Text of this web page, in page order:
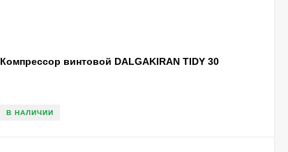
Компрессор винтовой DALGAKIRAN TIDY 30
В НАЛИЧИИ